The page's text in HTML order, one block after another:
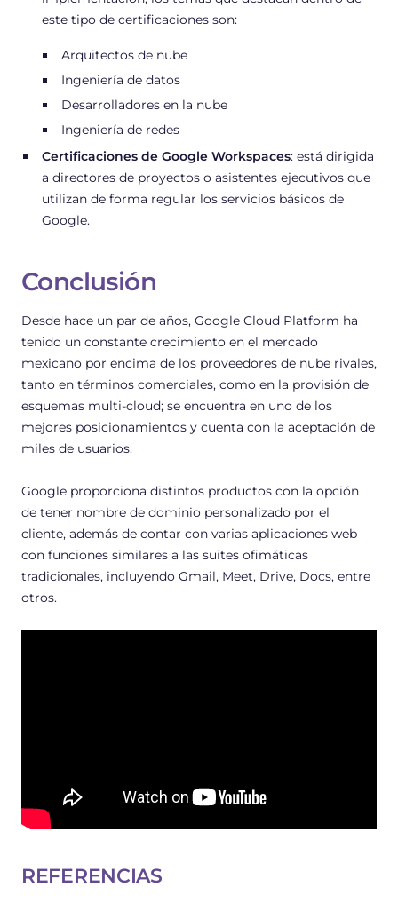
este tipo de certificaciones son:
Arquitectos de nube
Ingeniería de datos
Desarrolladores en la nube
Ingeniería de redes
Certificaciones de Google Workspaces: está dirigida
a directores de proyectos o asistentes ejecutivos que
utilizan de forma regular los servicios básicos de
Google.
Conclusión
Desde hace un par de años, Google Cloud Platform ha
tenido un constante crecimiento en el mercado
mexicano por encima de los proveedores de nube rivales,
tanto en términos comerciales, como en la provisión de
esquemas multi-cloud; se encuentra en uno de los
mejores posicionamientos y cuenta con la aceptación de
miles de usuarios.
Google proporciona distintos productos con la opción
de tener nombre de dominio personalizado por el
cliente, además de contar con varias aplicaciones web
con funciones similares a las suites ofimáticas
tradicionales, incluyendo Gmail, Meet, Drive, Docs, entre
otros.
REFERENCIAS